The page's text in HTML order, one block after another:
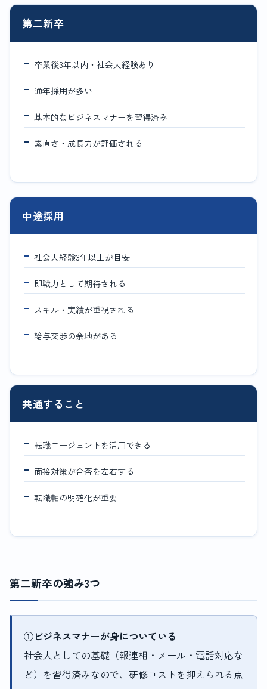
第二新卒
卒業後3年以内・社会人経験あり
通年採用が多い
基本的なビジネスマナーを習得済み
素直さ・成長力が評価される
中途採用
社会人経験3年以上が目安
即戦力として期待される
スキル・実績が重視される
給与交渉の余地がある
共通すること
転職エージェントを活用できる
面接対策が合否を左右する
転職軸の明確化が重要
第二新卒の強み3つ
①ビジネスマナーが身についている
社会人としての基礎（報連相・メール・電話対応な
ど）を習得済みなので、研修コストを抑えられる点